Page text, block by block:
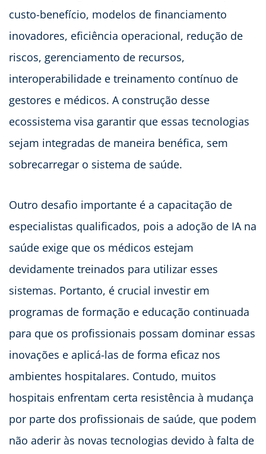
custo-benefício, modelos de financiamento
inovadores, eficiência operacional, redução de
riscos, gerenciamento de recursos,
interoperabilidade e treinamento contínuo de
gestores e médicos. A construção desse
ecossistema visa garantir que essas tecnologias
sejam integradas de maneira benéfica, sem
sobrecarregar o sistema de saúde.
Outro desafio importante é a capacitação de
especialistas qualificados, pois a adoção de IA na
saúde exige que os médicos estejam
devidamente treinados para utilizar esses
sistemas. Portanto, é crucial investir em
programas de formação e educação continuada
para que os profissionais possam dominar essas
inovações e aplicá-las de forma eficaz nos
ambientes hospitalares. Contudo, muitos
hospitais enfrentam certa resistência à mudança
por parte dos profissionais de saúde, que podem
não aderir às novas tecnologias devido à falta de